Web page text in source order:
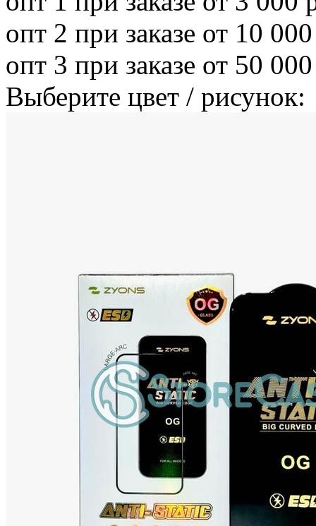
опт 2 при заказе от 10
опт 3 при заказе от 50
Выберите цвет / рисунок: